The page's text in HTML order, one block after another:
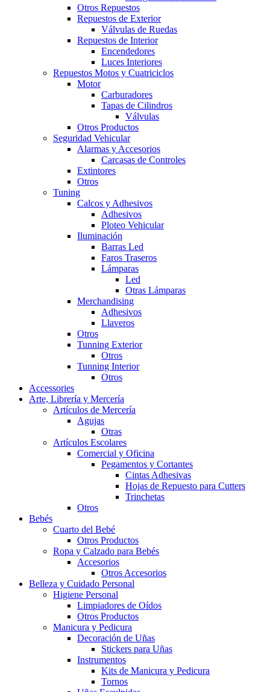
Otros Repuestos
Repuestos de Exterior
Válvulas de Ruedas
Repuestos de Interior
Encendedores
Luces Interiores
Repuestos Motos y Cuatriciclos
Motor
Carburadores
Tapas de Cilindros
Válvulas
Otros Productos
Seguridad Vehicular
Alarmas y Accesorios
Carcasas de Controles
Extintores
Otros
Tuning
Calcos y Adhesivos
Adhesivos
Ploteo Vehicular
Iluminación
Barras Led
Faros Traseros
Lámparas
Led
Otras Lámparas
Merchandising
Adhesivos
Llaveros
Otros
Tunning Exterior
Otros
Tunning Interior
Otros
Accessories
Arte, Librería y Mercería
Artículos de Mercería
Agujas
Otras
Artículos Escolares
Comercial y Oficina
Pegamentos y Cortantes
Cintas Adhesivas
Hojas de Repuesto para Cutters
Trinchetas
Otros
Bebés
Cuarto del Bebé
Otros Productos
Ropa y Calzado para Bebés
Accesorios
Otros Accesorios
Belleza y Cuidado Personal
Higiene Personal
Limpiadores de Oídos
Otros Productos
Manicura y Pedicura
Decoración de Uñas
Stickers para Uñas
Instrumentos
Kits de Manicura y Pedicura
Tornos